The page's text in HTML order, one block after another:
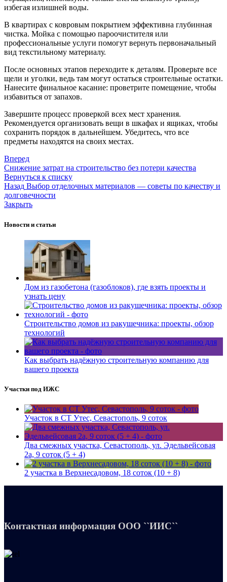
избегая излишней воды.
В квартирах с ковровым покрытием эффективна глубинная
чистка. Мойка с помощью пароочистителя или
профессиональные услуги помогут вернуть первоначальный
вид текстильному материалу.
После основных этапов переходите к деталям. Проверьте все
щели и уголки, ведь там могут остаться строительные остатки.
Нанесите финальное касание: проветрите помещение, чтобы
избавиться от запахов.
Завершите процесс проверкой всех мест хранения.
Рекомендуется организовать вещи в шкафах и ящиках, чтобы
сохранить порядок в дальнейшем. Убедитесь, что все
предметы находятся на своих местах.
Вперед
Снижение затрат на строительство без потери качества
Вернуться к списку
Назад Выбор отделочных материалов — советы по качеству и
долговечности
Закрыть
Новости и статьи
Дом из газобетона (газоблоков), где взять проекты и
узнать цену
Строительство домов из ракушечника: проекты, обзор
технологий
Как выбрать надёжную строительную компанию для
вашего проекта
Участки под ИЖС
Участок в СТ Утес, Севастополь, 9 соток
Два смежных участка, Севастополь, ул. Эдельвейсовая
2а, 9 соток (5 + 4)
2 участка в Верхнесадовом, 18 соток (10 + 8)
Контактная информация ООО ``ИИС``